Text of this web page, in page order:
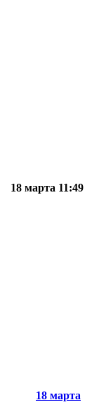
18 марта 11:49
18 марта